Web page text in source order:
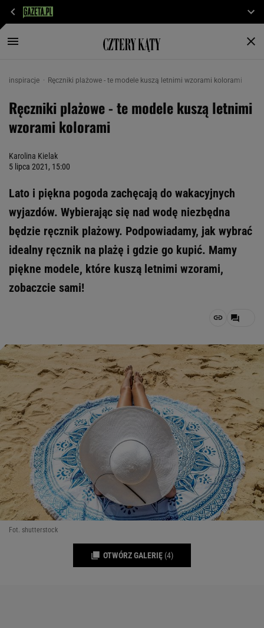
inspiracje Ręczniki plażowe - te modele kuszą letnimi wzorami kolorami
Ręczniki plażowe - te modele kuszą letnimi
wzorami kolorami
Karolina Kielak
5 lipca 2021, 15:00
Lato i piękna pogoda zachęcają do wakacyjnych
wyjazdów. Wybierając się nad wodę niezbędna
będzie ręcznik plażowy. Podpowiadamy, jak wybrać
idealny ręcznik na plażę i gdzie go kupić. Mamy
piękne modele, które kuszą letnimi wzorami,
zobaczcie sami!
Fot. shutterstock
OTWÓRZ GALERIĘ (4)